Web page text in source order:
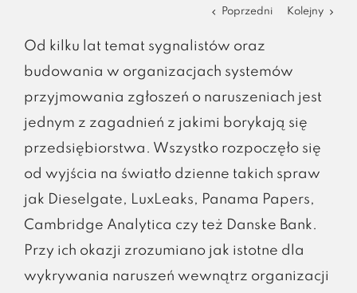
Poprzedni Kolejny
Od kilku lat temat sygnalistów oraz
budowania w organizacjach systemów
przyjmowania zgłoszeń o naruszeniach jest
jednym z zagadnień z jakimi borykają się
przedsiębiorstwa. Wszystko rozpoczęło się
od wyjścia na światło dzienne takich spraw
jak Dieselgate, LuxLeaks, Panama Papers,
Cambridge Analytica czy też Danske Bank.
Przy ich okazji zrozumiano jak istotne dla
wykrywania naruszeń wewnątrz organizacji